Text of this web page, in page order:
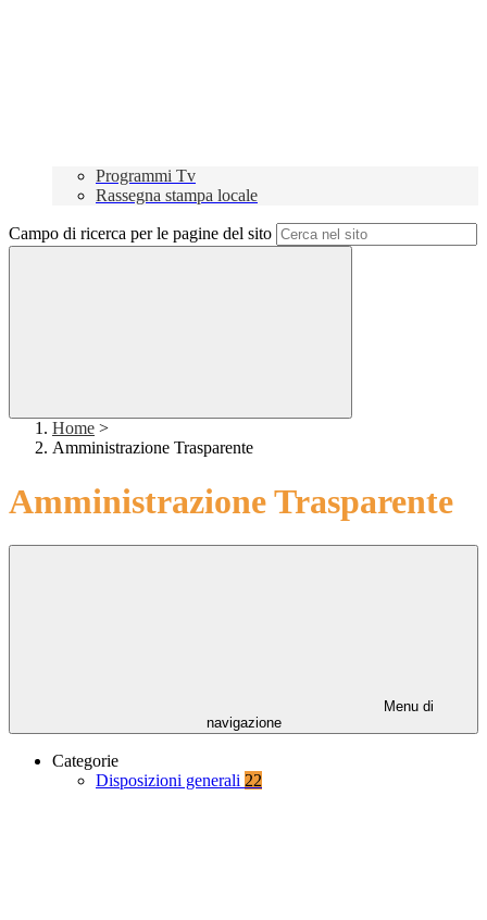
Programmi Tv
Rassegna stampa locale
Campo di ricerca per le pagine del sito
Home >
Amministrazione Trasparente
Amministrazione Trasparente
Menu di
navigazione
Categorie
Disposizioni generali 22